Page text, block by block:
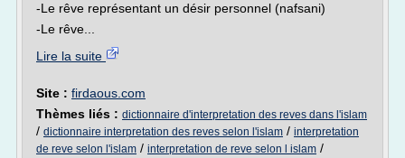
-Le rêve représentant un désir personnel (nafsani)
-Le rêve...
Lire la suite
Site : firdaous.com
Thèmes liés : dictionnaire d'interpretation des reves dans l'islam
/ dictionnaire interpretation des reves selon l'islam / interpretation
de reve selon l'islam / interpretation de reve selon l islam /